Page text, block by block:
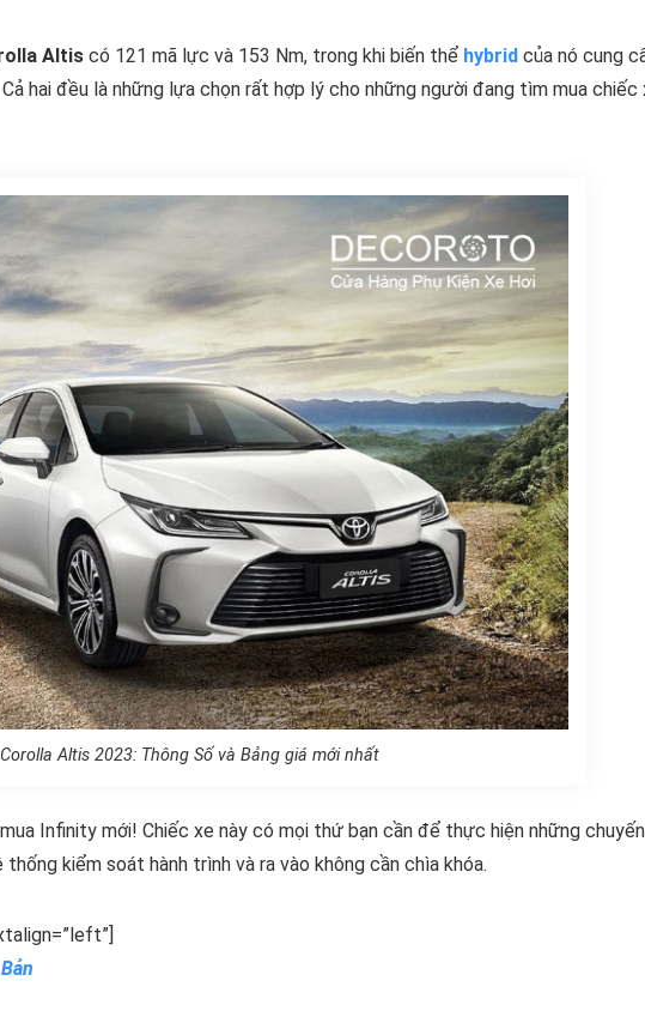
Altis có 121 mã lực và 153 Nm, trong khi biến thể hybrid của nó cung
hai đều là những lựa chọn rất hợp lý cho những người đang tìm mua chiếc
Altis 2023: Thông Số và Bảng giá mới nhất
Infinity mới! Chiếc xe này có mọi thứ bạn cần để thực hiện những chuyến
kiểm soát hành trình và ra vào không cần chìa khóa.